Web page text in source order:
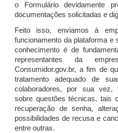
o Formulário devidamente
documentações solicitadas e
Feito isso, enviamos à
funcionamento da plataforma e
conhecimento é de
representantes da
Consumidor.gov.br, a fim de
tratamento adequado de
colaboradores, por sua vez,
sobre questões técnicas, tais
recuperação de senha,
possibilidades de recusa e
entre outras.